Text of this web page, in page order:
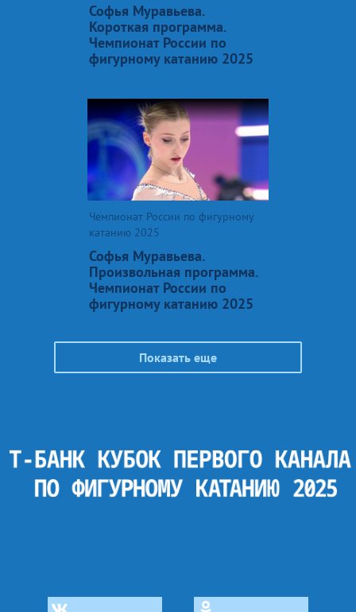
Софья Муравьева.
Короткая программа.
Чемпионат России по
фигурному катанию 2025
Чемпионат России по фигурному
катанию 2025
Софья Муравьева.
Произвольная программа.
Чемпионат России по
фигурному катанию 2025
Показать еще